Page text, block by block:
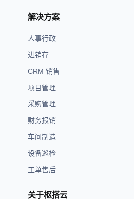
解决方案
人事行政
进销存
CRM 销售
项目管理
采购管理
财务报销
车间制造
设备巡检
工单售后
关于枢搭云